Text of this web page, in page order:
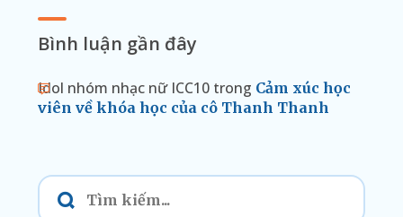
Bình luận gần đây
Idol nhóm nhạc nữ ICC10 trong Cảm xúc học
viên về khóa học của cô Thanh Thanh